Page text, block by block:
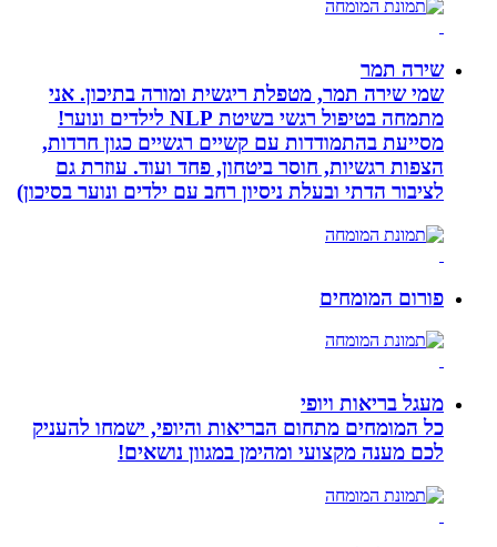
שירה תמר
שמי שירה תמר, מטפלת ריגשית ומורה בתיכון. אני
מתמחה בטיפול רגשי בשיטת NLP לילדים ונוער!
מסייעת בהתמודדות עם קשיים רגשיים כגון חרדות,
הצפות רגשיות, חוסר ביטחון, פחד ועוד. עוזרת גם
לציבור הדתי ובעלת ניסיון רחב עם ילדים ונוער בסיכון)
פורום המומחים
מעגל בריאות ויופי
כל המומחים מתחום הבריאות והיופי, ישמחו להעניק
לכם מענה מקצועי ומהימן במגוון נושאים!